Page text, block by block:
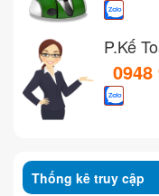
P.Kế
0948
Thống kê truy cập